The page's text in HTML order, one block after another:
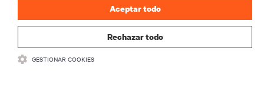
Rechazar todo
Aceptar todo
GESTIONAR COOKIES